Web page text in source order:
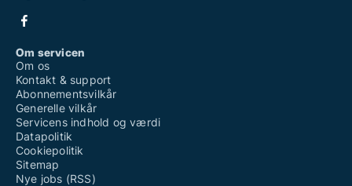
Om servicen
Om os
Kontakt & support
Abonnementsvilkår
Generelle vilkår
Servicens indhold og værdi
Datapolitik
Cookiepolitik
Sitemap
Nye jobs (RSS)